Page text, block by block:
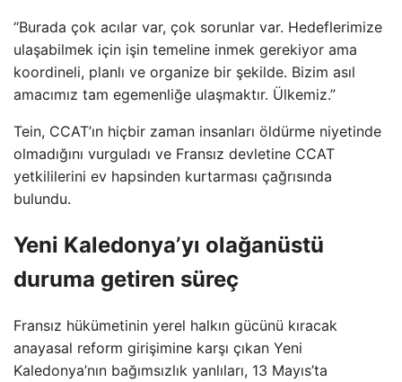
“Burada çok acılar var, çok sorunlar var. Hedeflerimize
ulaşabilmek için işin temeline inmek gerekiyor ama
koordineli, planlı ve organize bir şekilde. Bizim asıl
amacımız tam egemenliğe ulaşmaktır. Ülkemiz.”
Tein, CCAT’ın hiçbir zaman insanları öldürme niyetinde
olmadığını vurguladı ve Fransız devletine CCAT
yetkililerini ev hapsinden kurtarması çağrısında
bulundu.
Yeni Kaledonya’yı olağanüstü
duruma getiren süreç
Fransız hükümetinin yerel halkın gücünü kıracak
anayasal reform girişimine karşı çıkan Yeni
Kaledonya’nın bağımsızlık yanlıları, 13 Mayıs’ta